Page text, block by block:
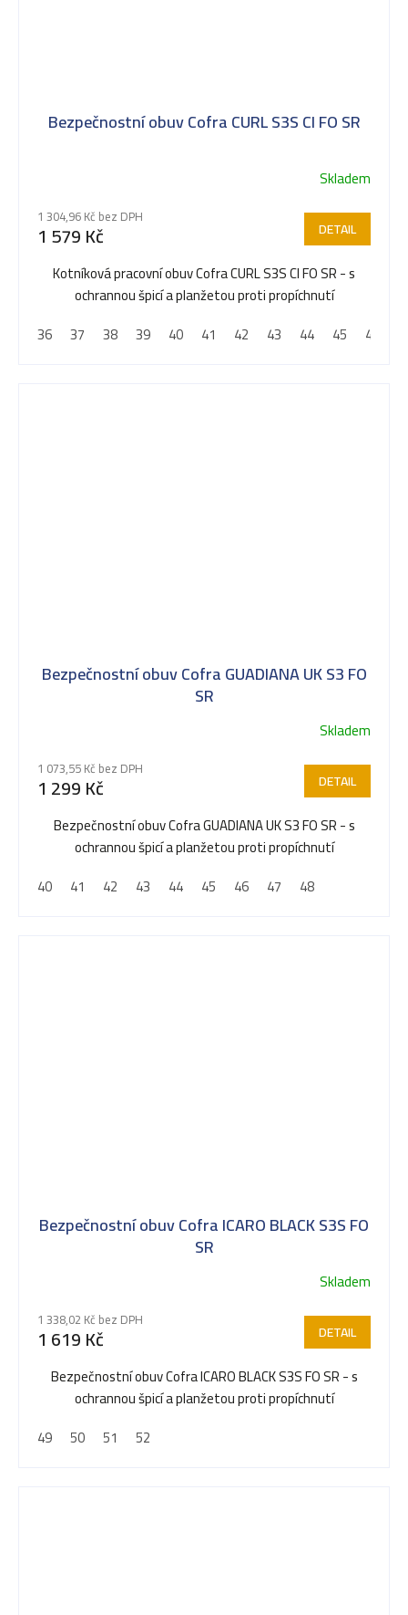
Bezpečnostní obuv Cofra CURL S3S CI FO SR
Skladem
1 304,96 Kč bez DPH
1 579 Kč DETAIL
Kotníková pracovní obuv Cofra CURL S3S CI FO SR - s
ochrannou špicí a planžetou proti propíchnutí
36
37 38 39 40 41 42 43 44 45 46
Bezpečnostní obuv Cofra GUADIANA UK S3 FO
SR
Skladem
1 073,55 Kč bez DPH
1 299 Kč DETAIL
Bezpečnostní obuv Cofra GUADIANA UK S3 FO SR - s
ochrannou špicí a planžetou proti propíchnutí
40
41 42 43 44 45 46 47 48
Bezpečnostní obuv Cofra ICARO BLACK S3S FO
SR
Skladem
1 338,02 Kč bez DPH
1 619 Kč DETAIL
Bezpečnostní obuv Cofra ICARO BLACK S3S FO SR - s
ochrannou špicí a planžetou proti propíchnutí
49
50 51 52